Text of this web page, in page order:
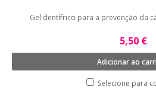
Gel dentífrico para a prevenção da
5,50 €
Adicionar ao
Selecione para